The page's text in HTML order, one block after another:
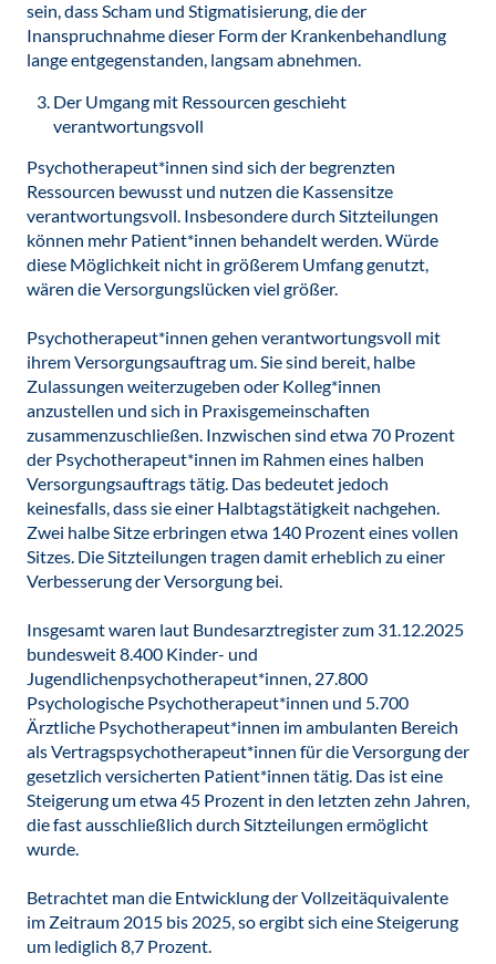
sein, dass Scham und Stigmatisierung, die der
Inanspruchnahme dieser Form der Krankenbehandlung
lange entgegenstanden, langsam abnehmen.
Der Umgang mit Ressourcen geschieht
verantwortungsvoll
Psychotherapeut*innen sind sich der begrenzten
Ressourcen bewusst und nutzen die Kassensitze
verantwortungsvoll. Insbesondere durch Sitzteilungen
können mehr Patient*innen behandelt werden. Würde
diese Möglichkeit nicht in größerem Umfang genutzt,
wären die Versorgungslücken viel größer.
Psychotherapeut*innen gehen verantwortungsvoll mit
ihrem Versorgungsauftrag um. Sie sind bereit, halbe
Zulassungen weiterzugeben oder Kolleg*innen
anzustellen und sich in Praxisgemeinschaften
zusammenzuschließen. Inzwischen sind etwa 70 Prozent
der Psychotherapeut*innen im Rahmen eines halben
Versorgungsauftrags tätig. Das bedeutet jedoch
keinesfalls, dass sie einer Halbtagstätigkeit nachgehen.
Zwei halbe Sitze erbringen etwa 140 Prozent eines vollen
Sitzes. Die Sitzteilungen tragen damit erheblich zu einer
Verbesserung der Versorgung bei.
Insgesamt waren laut Bundesarztregister zum 31.12.2025
bundesweit 8.400 Kinder- und
Jugendlichenpsychotherapeut*innen, 27.800
Psychologische Psychotherapeut*innen und 5.700
Ärztliche Psychotherapeut*innen im ambulanten Bereich
als Vertragspsychotherapeut*innen für die Versorgung der
gesetzlich versicherten Patient*innen tätig. Das ist eine
Steigerung um etwa 45 Prozent in den letzten zehn Jahren,
die fast ausschließlich durch Sitzteilungen ermöglicht
wurde.
Betrachtet man die Entwicklung der Vollzeitäquivalente
im Zeitraum 2015 bis 2025, so ergibt sich eine Steigerung
um lediglich 8,7 Prozent.